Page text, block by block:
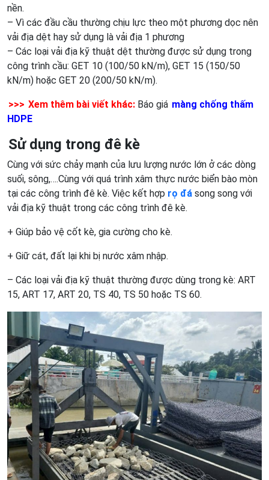
nền.
– Vì các đầu cầu thường chịu lực theo một phương dọc nên
vải địa dệt hay sử dụng là vải địa 1 phương
– Các loại vải địa kỹ thuật dệt thường được sử dụng trong
công trình cầu: GET 10 (100/50 kN/m), GET 15 (150/50
kN/m) hoặc GET 20 (200/50 kN/m).
>>> Xem thêm bài viết khác: Báo giá màng chống thấm
HDPE
Sử dụng trong đê kè
Cùng với sức chảy mạnh của lưu lượng nước lớn ở các dòng
suối, sông,….Cùng với quá trình xâm thực nước biển bào mòn
tại các công trình đê kè. Việc kết hợp rọ đá song song với
vải địa kỹ thuật trong các công trình đê kè.
+ Giúp bảo vệ cốt kè, gia cường cho kè.
+ Giữ cát, đất lại khi bị nước xâm nhập.
– Các loại vải địa kỹ thuật thường được dùng trong kè: ART
15, ART 17, ART 20, TS 40, TS 50 hoặc TS 60.